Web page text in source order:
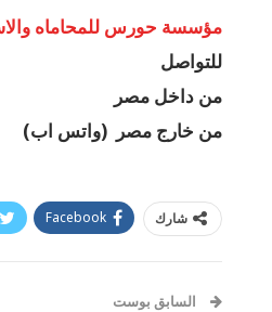
مؤسسة حورس للمحاماه
للتواصل
من داخل مصر
من خارج مصر (واتس اب)
شارك Facebook
السابق بوست